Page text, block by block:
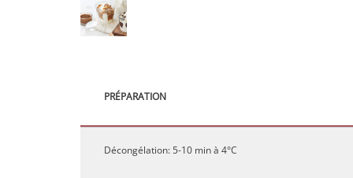
PRÉPARATION
Décongélation: 5-10 min à 4°C